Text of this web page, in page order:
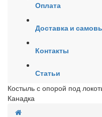
Оплата
Доставка и
Контакты
Статьи
Костыль с опорой под
Канадка